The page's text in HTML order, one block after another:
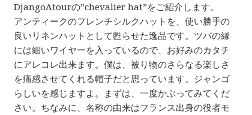
DjangoAtourの”chevalier hat”をご紹介します。
アンティークのフレンチシルクハットを、使い勝手の
良いリネンハットとして甦らせた逸品です。ツバの縁
には細いワイヤーを入っているので、お好みのカタチ
にアレコレ出来ます。僕は、被り物のさらなる楽しさ
を痛感させてくれる帽子だと思っています。ジャンゴ
らしいを感じますよ。まずは、一度かぶってみてくだ
さい。ちなみに、名称の由来はフランス出身の役者モ